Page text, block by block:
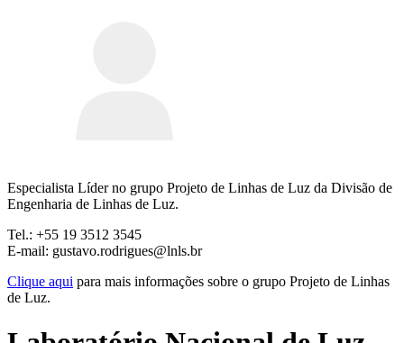
Especialista Líder no grupo Projeto de Linhas de Luz da Divisão de
Engenharia de Linhas de Luz.
Tel.: +55 19 3512 3545
E-mail: gustavo.rodrigues@lnls.br
Clique aqui para mais informações sobre o grupo Projeto de Linhas
de Luz.